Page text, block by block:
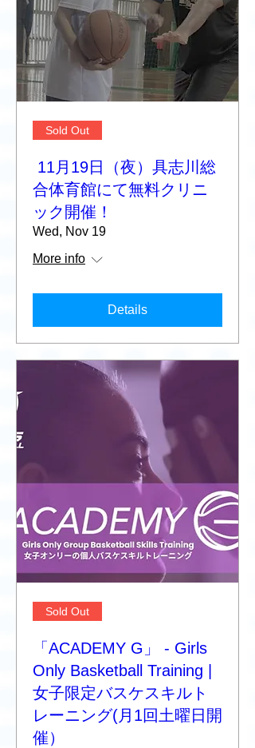
Sold Out
11月19日（夜）具志川総
合体育館にて無料クリニ
ック開催！
Wed, Nov 19
More info
Details
Sold Out
「ACADEMY G」 - Girls
Only Basketball Training |
女子限定バスケスキルト
レーニング(月1回土曜日開
催）